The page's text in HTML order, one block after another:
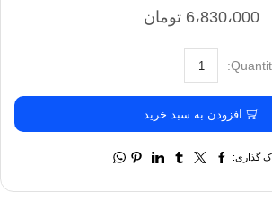
6،830،000 تومان
افزودن به سبد خرید
گذاری: